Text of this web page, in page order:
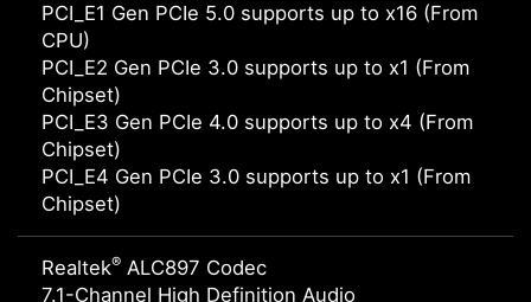
PCI_E1 Gen PCIe 5.0 supports up to x16 (From
CPU)
PCI_E2 Gen PCIe 3.0 supports up to x1 (From
Chipset)
PCI_E3 Gen PCIe 4.0 supports up to x4 (From
Chipset)
PCI_E4 Gen PCIe 3.0 supports up to x1 (From
Chipset)
Realtek® ALC897 Codec
7.1-Channel High Definition Audio